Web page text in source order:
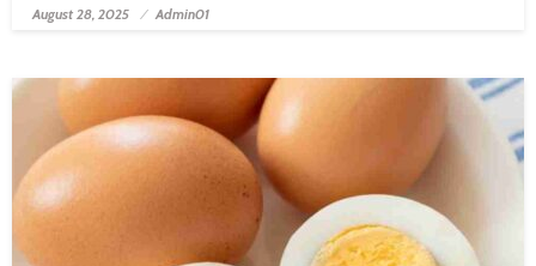
Posted On
August 28, 2025 Admin01